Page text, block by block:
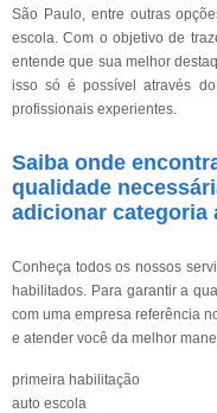
São Paulo, entre outras
escola. Com o objetivo de
entende que sua melhor
isso só é possível através
profissionais experientes.
Saiba onde
qualidade
adicionar categoria
Conheça todos os nossos
habilitados. Para garantir a
com uma empresa referência
e atender você da melhor
primeira habilitação
auto escola